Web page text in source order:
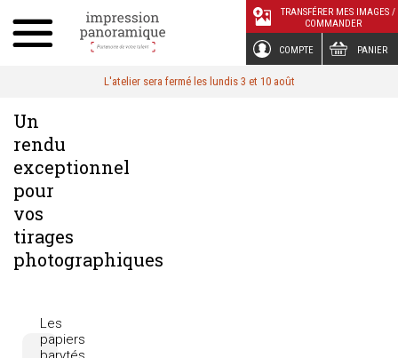
COMPTE PANIER
TRANSFÉRER MES IMAGES /
COMMANDER
L'atelier sera fermé les lundis 3 et 10 août
Un
rendu
exceptionnel
pour
vos
tirages
photographiques
Les
papiers